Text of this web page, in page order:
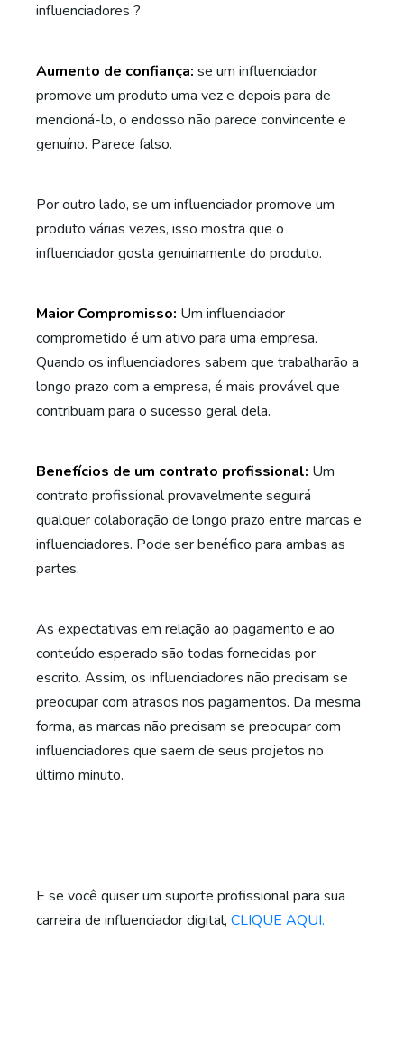
influenciadores ?
Aumento de confiança: se um influenciador
promove um produto uma vez e depois para de
mencioná-lo, o endosso não parece convincente e
genuíno. Parece falso.
Por outro lado, se um influenciador promove um
produto várias vezes, isso mostra que o
influenciador gosta genuinamente do produto.
Maior Compromisso: Um influenciador
comprometido é um ativo para uma empresa.
Quando os influenciadores sabem que trabalharão a
longo prazo com a empresa, é mais provável que
contribuam para o sucesso geral dela.
Benefícios de um contrato profissional: Um
contrato profissional provavelmente seguirá
qualquer colaboração de longo prazo entre marcas e
influenciadores. Pode ser benéfico para ambas as
partes.
As expectativas em relação ao pagamento e ao
conteúdo esperado são todas fornecidas por
escrito. Assim, os influenciadores não precisam se
preocupar com atrasos nos pagamentos. Da mesma
forma, as marcas não precisam se preocupar com
influenciadores que saem de seus projetos no
último minuto.
E se você quiser um suporte profissional para sua
carreira de influenciador digital, CLIQUE AQUI.